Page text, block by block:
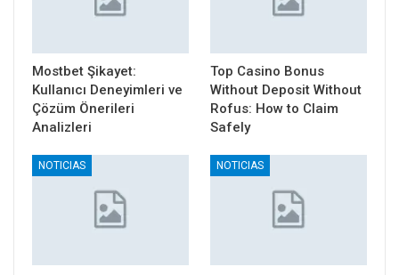
Mostbet Şikayet:
Kullanıcı Deneyimleri ve
Çözüm Önerileri
Analizleri
Top Casino Bonus
Without Deposit Without
Rofus: How to Claim
Safely
NOTICIAS NOTICIAS